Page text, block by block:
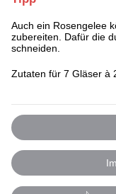
Auch ein Rosengelee
zubereiten. Dafür die
schneiden.
Zutaten für 7 Gläser à